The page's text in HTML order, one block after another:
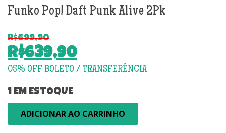
Funko Pop! Daft Punk Alive 2Pk
R$699,90
O
preço
era:
R$699,90.
R$639,90
O
atual
é:
R$639,90.
1 EM ESTOQUE
Pop!ADICIONAR AO CARRINHO